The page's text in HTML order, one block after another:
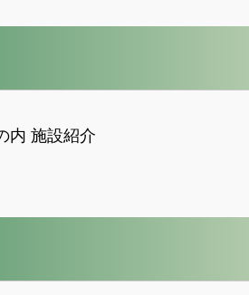
内 施設紹介